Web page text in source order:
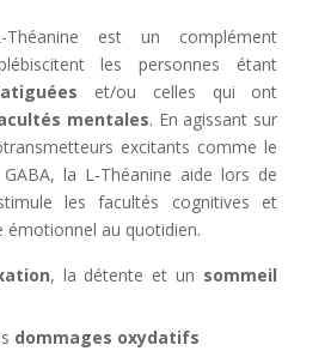
Théanine est un complément
les personnes étant
et/ou celles qui ont
mentales. En agissant sur
excitants comme le
la L-Théanine aide lors de
les facultés cognitives et
émotionnel au quotidien.
, la détente et un sommeil
dommages oxydatifs